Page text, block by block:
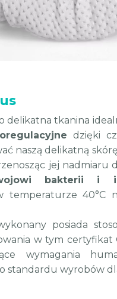
delikatna tkanina
dzięki
naszą delikatną
jej nadmiaru
bakterii i
temperaturze 40°C
posiada
w tym certyfikat
wymagania
standardu wyrobów